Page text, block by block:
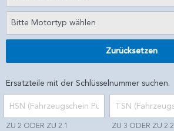
Bitte Motortyp wählen
Zurücksetzen
Ersatzteile mit der Schlüsselnummer suchen.
ZU 2 ODER ZU 2.1 ZU 3 ODER ZU 2.2